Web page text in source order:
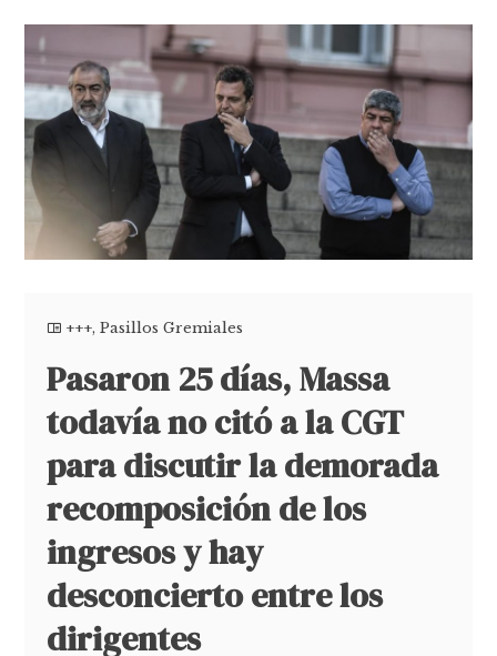
+++,Pasillos Gremiales
Pasaron 25 días, Massa
todavía no citó a la CGT
para discutir la demorada
recomposición de los
ingresos y hay
desconcierto entre los
dirigentes